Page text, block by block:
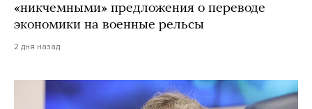
«никчемными» предложения о переводе
экономики на военные рельсы
2 дня назад